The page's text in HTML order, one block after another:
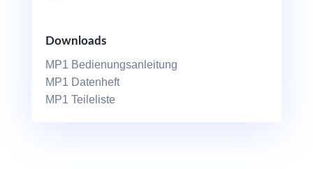
Downloads
MP1 Bedienungsanleitung
MP1 Datenheft
MP1 Teileliste